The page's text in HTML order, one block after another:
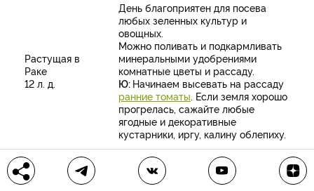
Растущая в
Раке
12 л. д.
День благоприятен для посева
любых зеленных культур и
овощных.
Можно поливать и подкармливать
минеральными удобрениями
комнатные цветы и рассаду.
Ю: Начинаем высевать на рассаду
ранние томаты. Если земля хорошо
прогрелась, сажайте любые
ягодные и декоративные
кустарники, иргу, калину облепиху.
21, среда, нейтральный день